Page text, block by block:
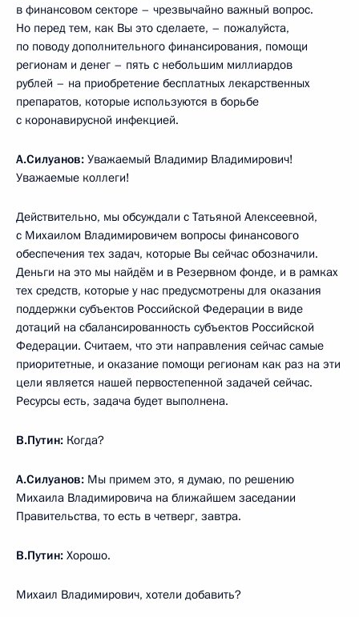
в финансовом секторе – чрезвычайно важный вопрос.
Но перед тем, как Вы это сделаете, – пожалуйста,
по поводу дополнительного финансирования, помощи
регионам и денег – пять с небольшим миллиардов
рублей – на приобретение бесплатных лекарственных
препаратов, которые используются в борьбе
с коронавирусной инфекцией.
А.Силуанов: Уважаемый Владимир Владимирович!
Уважаемые коллеги!
Действительно, мы обсуждали с Татьяной Алексеевной,
с Михаилом Владимировичем вопросы финансового
обеспечения тех задач, которые Вы сейчас обозначили.
Деньги на это мы найдём и в Резервном фонде, и в рамках
тех средств, которые у нас предусмотрены для оказания
поддержки субъектов Российской Федерации в виде
дотаций на сбалансированность субъектов Российской
Федерации. Считаем, что эти направления сейчас самые
приоритетные, и оказание помощи регионам как раз на эти
цели является нашей первостепенной задачей сейчас.
Ресурсы есть, задача будет выполнена.
В.Путин: Когда?
А.Силуанов: Мы примем это, я думаю, по решению
Михаила Владимировича на ближайшем заседании
Правительства, то есть в четверг, завтра.
В.Путин: Хорошо.
Михаил Владимирович, хотели добавить?